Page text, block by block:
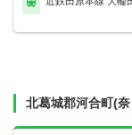
北葛城郡河合町(